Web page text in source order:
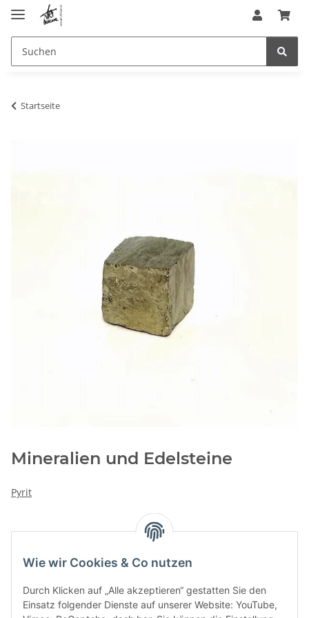
Wie wir Cookies & Co nutzen
Durch Klicken auf „Alle akzeptieren“ gestatten Sie den
Einsatz folgender Dienste auf unserer Website: YouTube,
Startseite
Mineralien und Edelsteine
Pyrit
Kategorien